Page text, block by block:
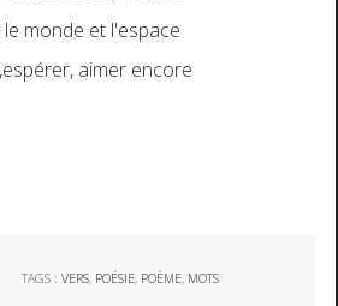
le monde et l'espace
aimer encore
TAGS :VERS, POÉSIE, POÈME, MOTS